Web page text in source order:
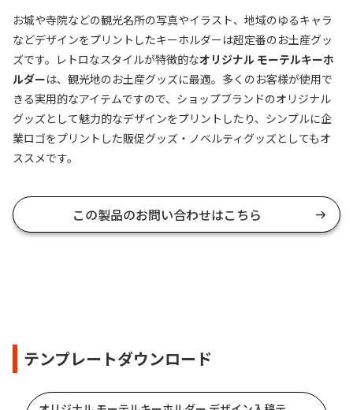
お城や寺院などの観光名所の写真やイラスト、地域のゆるキャラ
などデザインをプリントしたキーホルダーは超定番のお土産グッ
ズです。レトロなスタイルが特徴的なオリジナル モーテルキーホ
ルダーは、観光地のお土産グッズに最適。多くのお客様が使用で
きる実用的なアイテムですので、ショップブランドのオリジナル
グッズとして魅力的なデザインをプリントしたり、シンプルに企
業ロゴをプリントした販促グッズ・ノベルティグッズとしてもオ
ススメです。
この製品のお問い合わせはこちら
テンプレートダウンロード